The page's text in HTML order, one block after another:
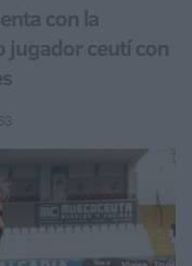
con la
jugador ceutí con